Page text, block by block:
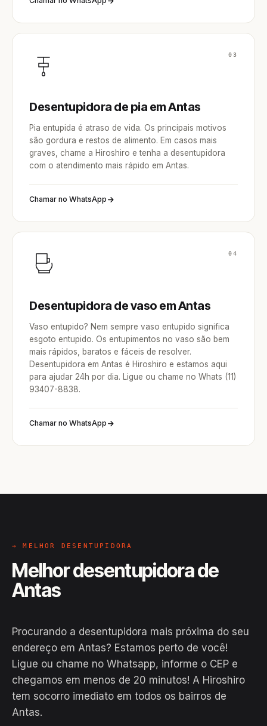
03
Desentupidora de pia em Antas
Pia entupida é atraso de vida. Os principais motivos
são gordura e restos de alimento. Em casos mais
graves, chame a Hiroshiro e tenha a desentupidora
com o atendimento mais rápido em Antas.
Chamar no WhatsApp
04
Desentupidora de vaso em Antas
Vaso entupido? Nem sempre vaso entupido significa
esgoto entupido. Os entupimentos no vaso são bem
mais rápidos, baratos e fáceis de resolver.
Desentupidora em Antas é Hiroshiro e estamos aqui
para ajudar 24h por dia. Ligue ou chame no Whats (11)
93407-8838.
Chamar no WhatsApp
→ MELHOR DESENTUPIDORA
Melhor desentupidora de
Antas
Procurando a desentupidora mais próxima do seu
endereço em Antas? Estamos perto de você!
Ligue ou chame no Whatsapp, informe o CEP e
chegamos em menos de 20 minutos! A Hiroshiro
tem socorro imediato em todos os bairros de
Antas.
EM CAMPO